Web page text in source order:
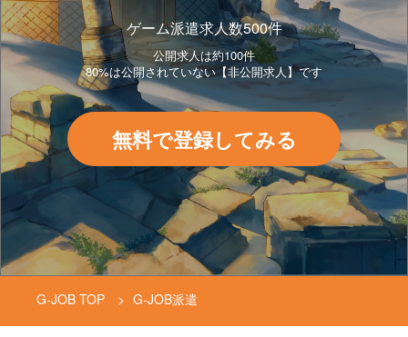
ゲーム派遣求人数500件
公開求人は約100件
80%は公開されていない【非公開求人】です
無料で登録してみる
G-JOB TOP G-JOB派遣